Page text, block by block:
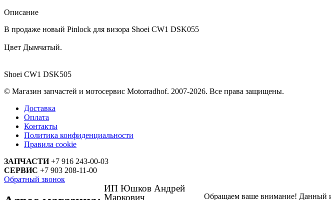
Описание
В продаже новый Pinlock для визора Shoei CW1 DSK055
Цвет Дымчатый.
Shoei CW1 DSK505
© Магазин запчастей и мотосервис Motorradhof. 2007-2026. Все права защищены.
Доставка
Оплата
Контакты
Политика конфиденциальности
Правила cookie
ЗАПЧАСТИ+7 916 243-00-03
СЕРВИС +7 903 208-11-00
Обратный звонок
ИП Юшков Андрей
Маркович
Обращаем ваше внимание! Данный